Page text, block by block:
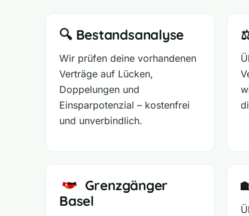
🔍 Bestandsanalyse
Wir prüfen deine vorhandenen
Verträge auf Lücken,
Doppelungen und
Einsparpotenzial – kostenfrei
und unverbindlich.
Grenzgänger
Basel